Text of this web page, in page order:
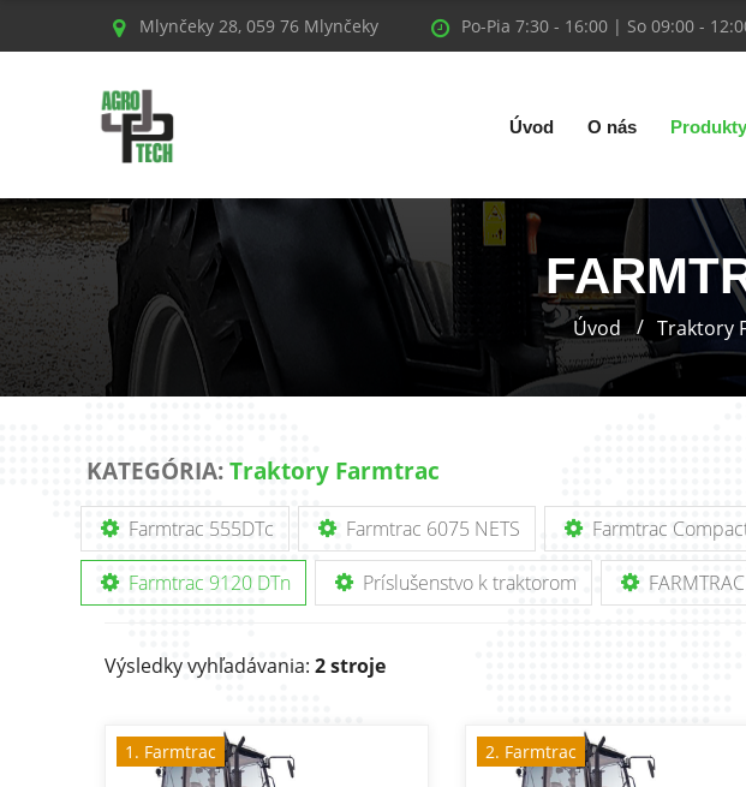
Mlynčeky 28, 059 76 Mlynčeky Po-Pia 7:30 - 16:00 | So 09:00 -
Úvod O nás Produkty
Úvod Traktory
KATEGÓRIA: Traktory Farmtrac
Farmtrac 555DTc Farmtrac 6075 NETS Farmtrac
Farmtrac 9120 DTn Príslušenstvo k traktorom
Výsledky vyhľadávania: 2 stroje
1. Farmtrac 2. Farmtrac